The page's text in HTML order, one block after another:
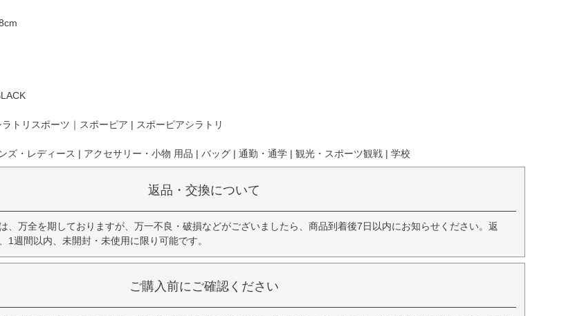
ラトリスポーツ｜スポーピア | スポーピアシラトリ
ズ・レディース | アクセサリー・小物 用品 | バッグ | 通勤・通学 | 観光・スポーツ観戦 | 学校
返品・交換について
、万全を期しておりますが、万一不良・破損などがございましたら、商品到着後7日以内にお知らせください。返
1週間以内、未開封・未使用に限り可能です。
ご購入前にご確認ください